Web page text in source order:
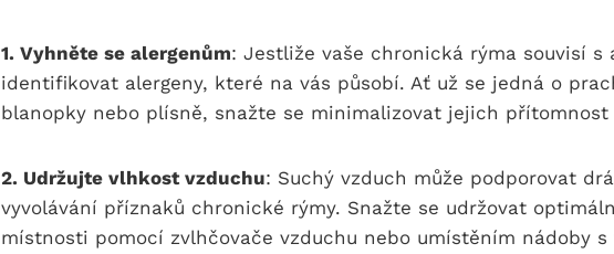
1. Vyhněte se alergenům: Jestliže vaše chronická rýma souvisí s
identifikovat alergeny, které na vás působí. Ať už se jedná o
blanopky nebo plísně, snažte se minimalizovat jejich přítomnost
2. Udržujte vlhkost vzduchu: Suchý vzduch může podporovat
vyvolávání příznaků chronické rýmy. Snažte se udržovat
místnosti pomocí zvlhčovače vzduchu nebo umístěním nádoby s